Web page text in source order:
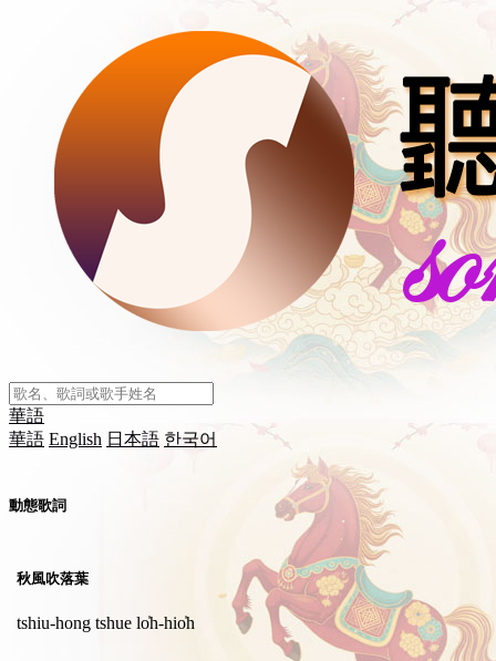
華語
華語 English 日本語 한국어
動態歌詞
秋風吹落葉
tshiu-hong tshue lo̍h-hio̍h